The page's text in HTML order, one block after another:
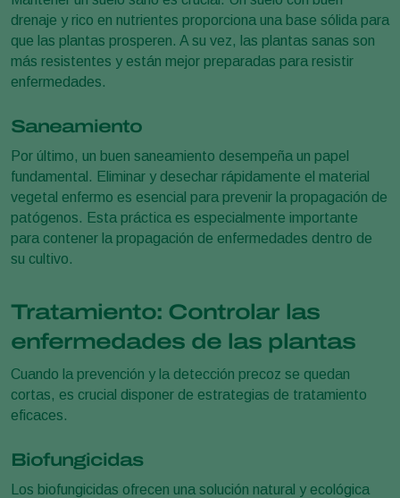
drenaje y rico en nutrientes proporciona una base sólida para
que las plantas prosperen. A su vez, las plantas sanas son
más resistentes y están mejor preparadas para resistir
enfermedades.
Saneamiento
Por último, un buen saneamiento desempeña un papel
fundamental. Eliminar y desechar rápidamente el material
vegetal enfermo es esencial para prevenir la propagación de
patógenos. Esta práctica es especialmente importante
para contener la propagación de enfermedades dentro de
su cultivo.
Tratamiento: Controlar las
enfermedades de las plantas
Cuando la prevención y la detección precoz se quedan
cortas, es crucial disponer de estrategias de tratamiento
eficaces.
Biofungicidas
Los biofungicidas ofrecen una solución natural y ecológica